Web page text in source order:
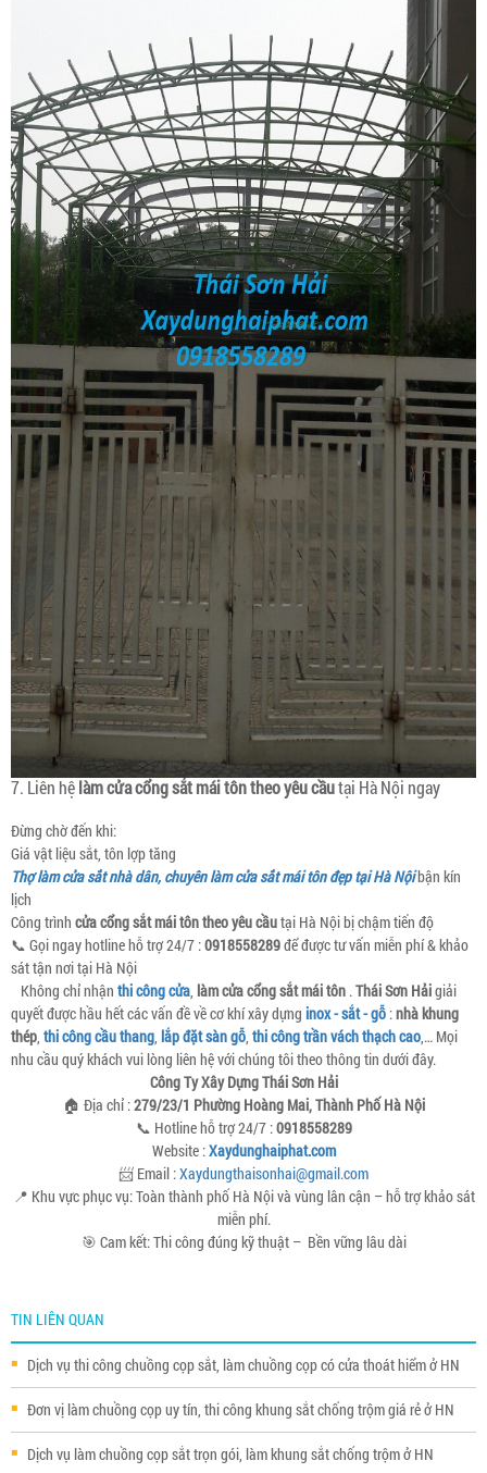
7. Liên hệlàm cửa cổng sắt mái tôn theo yêu cầutại Hà Nội ngay
Đừng chờ đến khi:
Giá vật liệu sắt, tôn lợp tăng
Thợ làm cửa sắt nhà dân, chuyên làm cửa sắt mái tôn đẹp tại Hà Nộibận kín
lịch
Công trình cửa cổng sắt mái tôn theo yêu cầutại Hà Nội bị chậm tiến độ
📞 Gọi ngay hotline hỗ trợ 24/7 :0918558289để được tư vấn miễn phí & khảo
sát tận nơi tại Hà Nội
Không chỉ nhận thi công cửa, làm cửa cổng sắt mái tôn .Thái Sơn Hảigiải
quyết được hầu hết các vấn đề về cơ khí xây dựng inox - sắt - gỗ :nhà khung
thép, thi công cầu thang, lắp đặt sàn gỗ, thi công trần vách thạch cao,… Mọi
nhu cầu quý khách vui lòng liên hệ với chúng tôi theo thông tin dưới đây.
Công Ty Xây Dựng Thái Sơn Hải
🏠 Địa chỉ :279/23/1 Phường Hoàng Mai, Thành Phố Hà Nội
📞 Hotline hỗ trợ 24/7 :0918558289
Website :Xaydunghaiphat.com
📨 Email :Xaydungthaisonhai@gmail.com
📍 Khu vực phục vụ: Toàn thành phố Hà Nội và vùng lân cận – hỗ trợ khảo sát
miễn phí.
🎯 Cam kết: Thi công đúng kỹ thuật – Bền vững lâu dài
TIN LIÊN QUAN
Dịch vụ thi công chuồng cọp sắt, làm chuồng cọp có cửa thoát hiểm ở HN
Đơn vị làm chuồng cọp uy tín, thi công khung sắt chống trộm giá rẻ ở HN
Dịch vụ làm chuồng cọp sắt trọn gói, làm khung sắt chống trộm ở HN